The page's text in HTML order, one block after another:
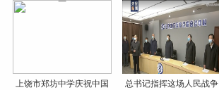
上饶市郑坊中学庆祝中国
总书记指挥这场人民战争